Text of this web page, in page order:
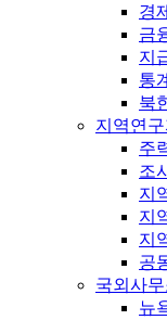
경
금
지
통
북
지역연
주
조
지
지
지
공
국외사
뉴